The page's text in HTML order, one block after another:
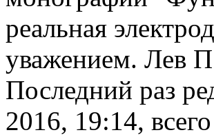
реальная
уважением. Лев
Последний раз
2016, 19:14,